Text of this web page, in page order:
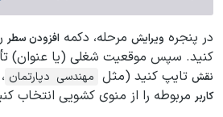
در پنجره ویرایش مرحله، دکمه افزودن سطر
کنید. سپس موقعیت شغلی (یا عنوان)
نقش تایپ کنید (مثل دپارتمان مهندسی ،
کاربر مربوطه را از منوی کشویی انتخاب